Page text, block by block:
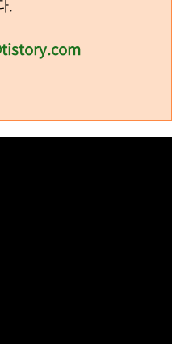
.